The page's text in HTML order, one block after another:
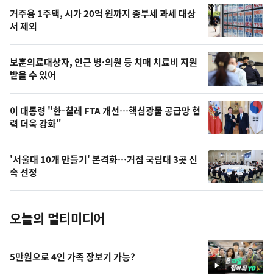
오
늘
의
영
상
오
늘
의
사
진
거주용 1주택, 시가 20억 원까지 종부세 과세 대상
서 제외
보훈의료대상자, 인근 병·의원 등 치매 치료비 지원
받을 수 있어
이 대통령 "한-칠레 FTA 개선…핵심광물 공급망 협
력 더욱 강화"
'서울대 10개 만들기' 본격화…거점 국립대 3곳 신
속 선정
오늘의 멀티미디어
영
5만원으로 4인 가족 장보기 가능?